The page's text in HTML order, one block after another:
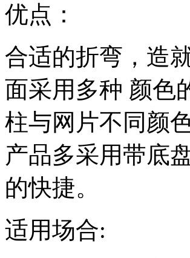
优点：
合适的折弯，造
面采用多种 颜色
柱与网片不同颜
产品多采用带底
的快捷。
适用场合: